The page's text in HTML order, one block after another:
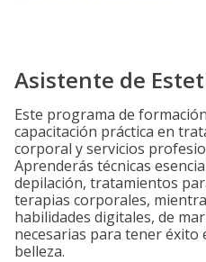
Asistente de
Este programa de
capacitación práctica en
corporal y servicios
Aprenderás técnicas
depilación, tratamientos
terapias corporales,
habilidades digitales, de
necesarias para tener éxito
belleza.